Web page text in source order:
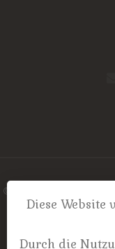
©
Diese Website
Durch die